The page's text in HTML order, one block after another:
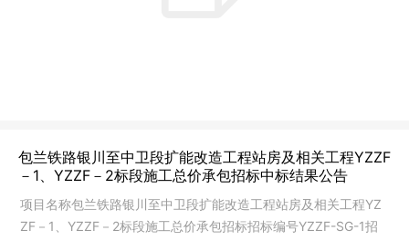
包兰铁路银川至中卫段扩能改造工程站房及相关工程YZZF
－1、YZZF－2标段施工总价承包招标中标结果公告
项目名称包兰铁路银川至中卫段扩能改造工程站房及相关工程YZ
ZF－1、YZZF－2标段施工总价承包招标招标编号YZZF-SG-1招